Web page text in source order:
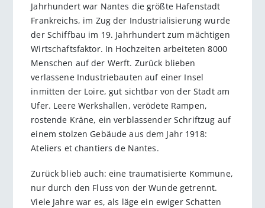
Jahrhundert war Nantes die größte Hafenstadt
Frankreichs, im Zug der Industrialisierung wurde
der Schiffbau im 19. Jahrhundert zum mächtigen
Wirtschaftsfaktor. In Hochzeiten arbeiteten 8000
Menschen auf der Werft. Zurück blieben
verlassene Industriebauten auf einer Insel
inmitten der Loire, gut sichtbar von der Stadt am
Ufer. Leere Werkshallen, verödete Rampen,
rostende Kräne, ein verblassender Schriftzug auf
einem stolzen Gebäude aus dem Jahr 1918:
Ateliers et chantiers de Nantes.
Zurück blieb auch: eine traumatisierte Kommune,
nur durch den Fluss von der Wunde getrennt.
Viele Jahre war es, als läge ein ewiger Schatten